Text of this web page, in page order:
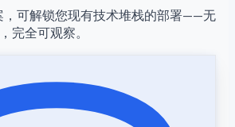
，可解锁您现有技术堆栈的部署——无
完全可观察。